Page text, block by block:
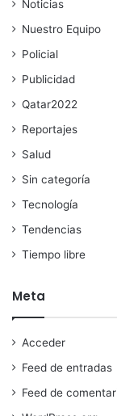
Noticias
Nuestro Equipo
Policial
Publicidad
Qatar2022
Reportajes
Salud
Sin categoría
Tecnología
Tendencias
Tiempo libre
Meta
Acceder
Feed de entradas
Feed de